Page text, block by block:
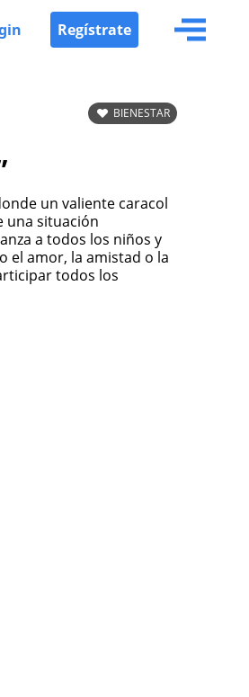
Regístrate
BIENESTAR
una situación
a todos los niños y
el amor, la amistad o la
todos los